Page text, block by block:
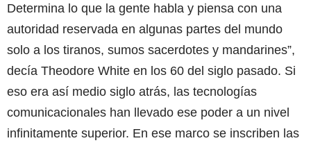
Determina lo que la gente habla y piensa con una
autoridad reservada en algunas partes del mundo
solo a los tiranos, sumos sacerdotes y mandarines”,
decía Theodore White en los 60 del siglo pasado. Si
eso era así medio siglo atrás, las tecnologías
comunicacionales han llevado ese poder a un nivel
infinitamente superior. En ese marco se inscriben las